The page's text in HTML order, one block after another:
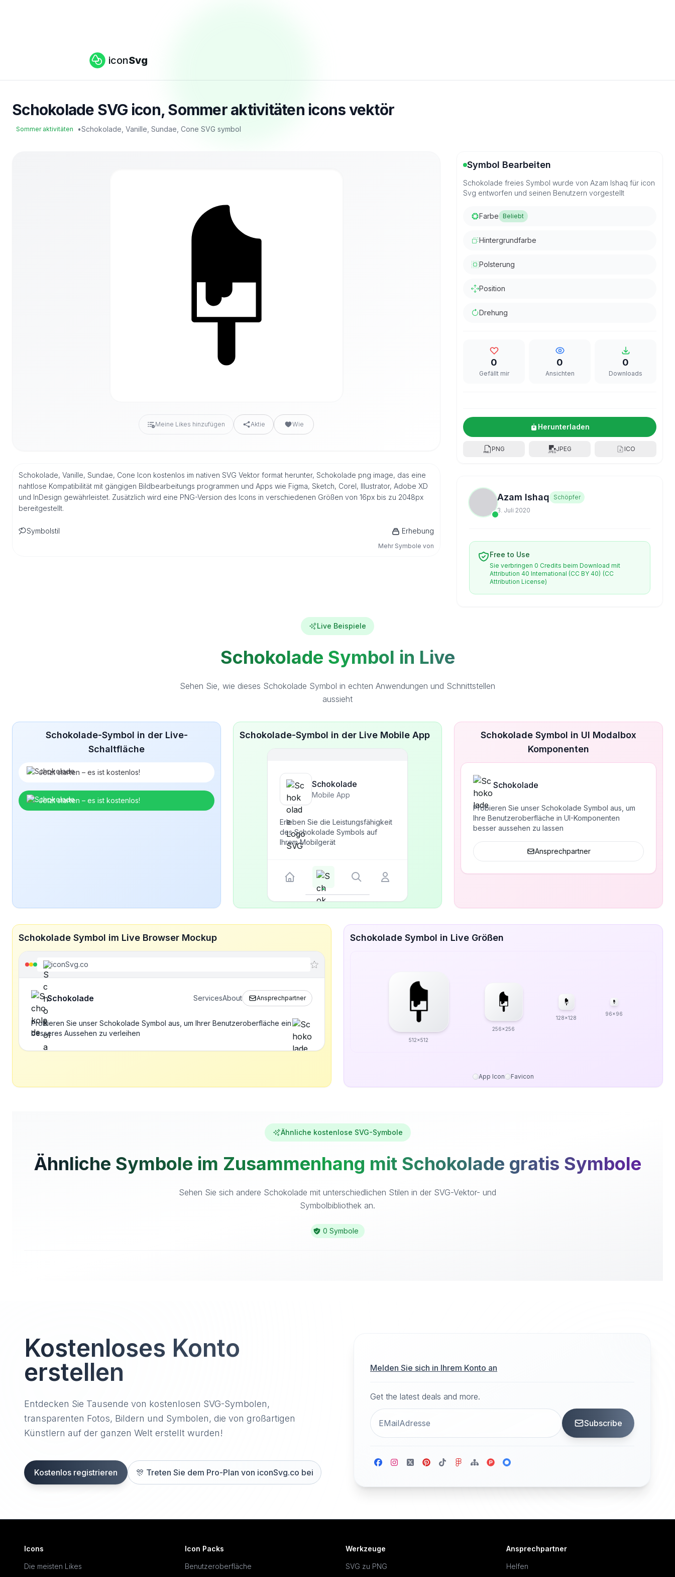
iconSvg
Schokolade SVG icon, Sommer aktivitäten icons vektör
Sommer aktivitäten •Schokolade, Vanille, Sundae, Cone SVG symbol
Meine Likes hinzufügen Aktie Wie
Schokolade, Vanille, Sundae, Cone Icon kostenlos im nativen SVG Vektor format herunter, Schokolade png image, das eine
nahtlose Kompatibilität mit gängigen Bildbearbeitungs programmen und Apps wie Figma, Sketch, Corel, Illustrator, Adobe XD
und InDesign gewährleistet. Zusätzlich wird eine PNG-Version des Icons in verschiedenen Größen von 16px bis zu 2048px
bereitgestellt.
Symbolstil Erhebung
Mehr Symbole von
Symbol Bearbeiten
Schokolade freies Symbol wurde von Azam Ishaq für icon
Svg entworfen und seinen Benutzern vorgestellt
Farbe Beliebt
Hintergrundfarbe
Polsterung
Position
Drehung
0
Gefällt mir
0
Ansichten
0
Downloads
Herunterladen
PNG JPEG ICO
Azam Ishaq Schöpfer
3. Juli 2020
Free to Use
Sie verbringen 0 Credits beim Download mit
Attribution 40 International (CC BY 40) (CC
Attribution License)
Live Beispiele
Schokolade Symbol in Live
Sehen Sie, wie dieses Schokolade Symbol in echten Anwendungen und Schnittstellen
aussieht
Schokolade-Symbol in der Live-
Schaltfläche
Jetzt starten – es ist kostenlos!
Jetzt starten – es ist kostenlos!
Schokolade-Symbol in der Live Mobile App
Schokolade
Mobile App
Erleben Sie die Leistungsfähigkeit
des Schokolade Symbols auf
Ihrem Mobilgerät
Schokolade Symbol in UI Modalbox
Komponenten
Schokolade
Probieren Sie unser Schokolade Symbol aus, um
Ihre Benutzeroberfläche in UI-Komponenten
besser aussehen zu lassen
Ansprechpartner
Schokolade Symbol im Live Browser Mockup
iconSvg.co
Schokolade ServicesAbout Ansprechpartner
Probieren Sie unser Schokolade Symbol aus, um Ihrer Benutzeroberfläche ein
besseres Aussehen zu verleihen
Schokolade Symbol in Live Größen
512x512
256x256
128x128
96x96
App Icon Favicon
Ähnliche kostenlose SVG-Symbole
Ähnliche Symbole im Zusammenhang mit Schokolade gratis Symbole
Sehen Sie sich andere Schokolade mit unterschiedlichen Stilen in der SVG-Vektor- und
Symbolbibliothek an.
0 Symbole
Kostenloses Konto
erstellen
Entdecken Sie Tausende von kostenlosen SVG-Symbolen,
transparenten Fotos, Bildern und Symbolen, die von großartigen
Künstlern auf der ganzen Welt erstellt wurden!
Kostenlos registrieren 🎊 Treten Sie dem Pro-Plan von iconSvg.co bei
Melden Sie sich in Ihrem Konto an
Get the latest deals and more.
Subscribe
Icons
Die meisten Likes
Icon Packs
Benutzeroberfläche
Werkzeuge
SVG zu PNG
Ansprechpartner
Helfen